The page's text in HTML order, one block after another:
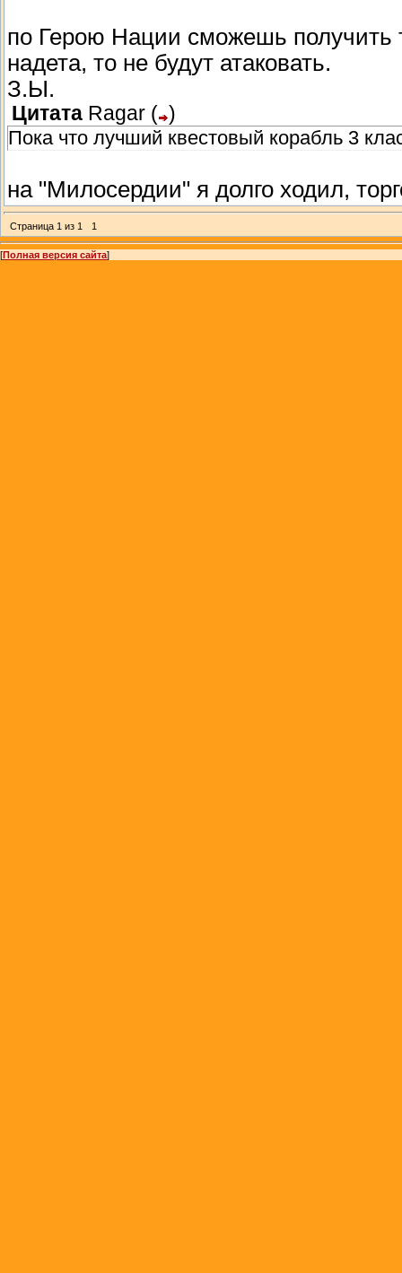
по Герою Нации сможешь получить
надета, то не будут атаковать.
З.Ы.
Цитата Ragar ( )
Пока что лучший квестовый корабль 3
на "Милосердии" я долго ходил,
Страница 1 из 1 1
[Полная версия сайта]